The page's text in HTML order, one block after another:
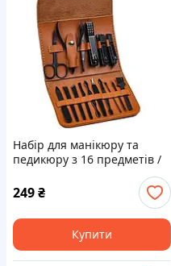
Набір для манікюру та
педикюру з 16 предметів /
інструментів 16 в 1 з
нержавіючої сталі у футлярі
249₴
Купити